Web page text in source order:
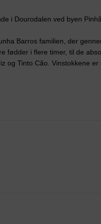
i Dourodalen ved byen
Barros familien, der
fødder i flere timer, til de
og Tinto Cão. Vinstokkene er